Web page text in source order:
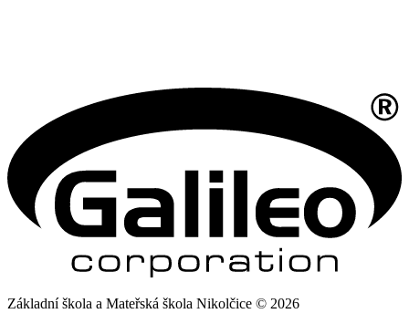
Základní škola a Mateřská škola Nikolčice © 2026